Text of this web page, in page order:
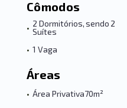
Cômodos
• 2 Dormitórios, sendo 2
Suítes
• 1 Vaga
Áreas
• Área Privativa70m²